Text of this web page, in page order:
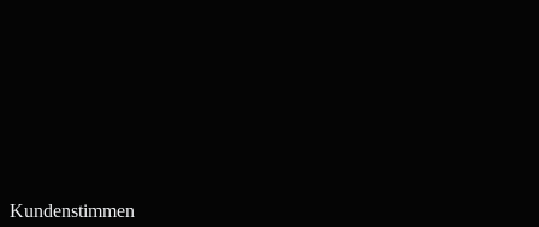
Kundenstimmen